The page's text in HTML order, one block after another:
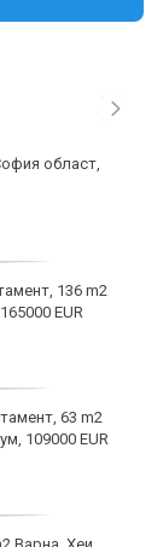
област,
136 m2
EUR
63 m2
109000 EUR